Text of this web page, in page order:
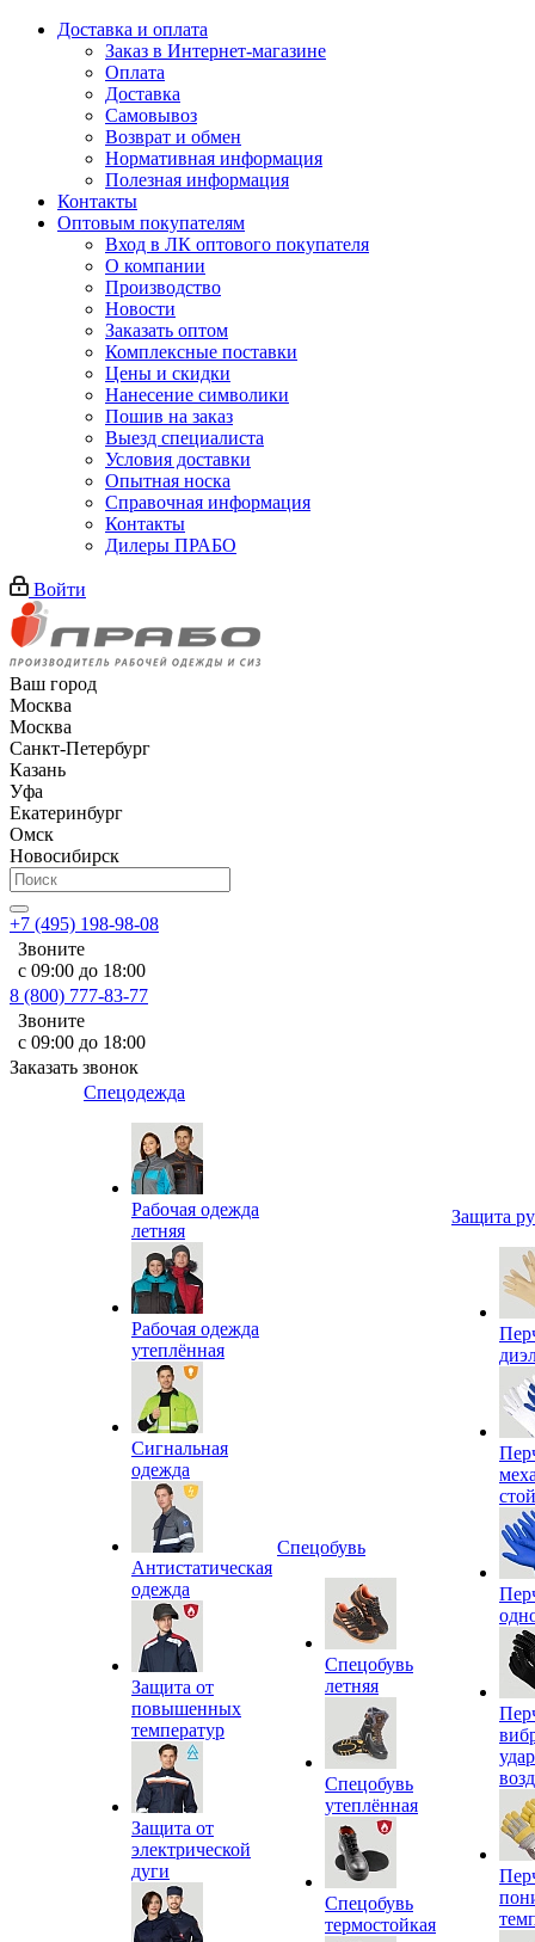
Доставка и оплата
Заказ в Интернет-магазине
Оплата
Доставка
Самовывоз
Возврат и обмен
Нормативная информация
Полезная информация
Контакты
Оптовым покупателям
Вход в ЛК оптового покупателя
О компании
Производство
Новости
Заказать оптом
Комплексные поставки
Цены и скидки
Нанесение символики
Пошив на заказ
Выезд специалиста
Условия доставки
Опытная носка
Справочная информация
Контакты
Дилеры ПРАБО
Войти
Ваш город
Москва
Москва
Санкт-Петербург
Казань
Уфа
Екатеринбург
Омск
Новосибирск
+7 (495) 198-98-08
Звоните
с 09:00 до 18:00
8 (800) 777-83-77
Звоните
с 09:00 до 18:00
Заказать звонок
Спецодежда
Рабочая одежда
летняя
Рабочая одежда
утеплённая
Сигнальная
одежда
Антистатическая
одежда
Защита от
повышенных
температур
Защита от
электрической
дуги
Спецобувь
Спецобувь
летняя
Спецобувь
утеплённая
Спецобувь
термостойкая
Защита